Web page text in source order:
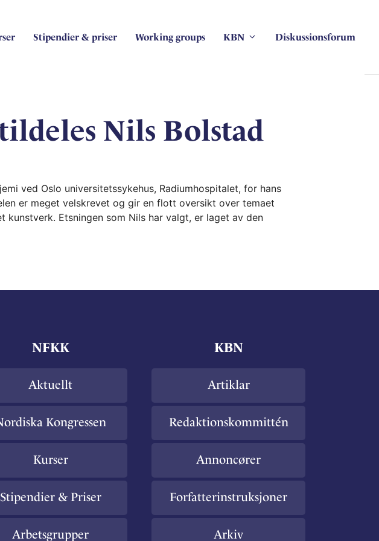
Stipendier & priser Working groups KBN Diskussionsforum
Nils Bolstad
ved Oslo universitetssykehus, Radiumhospitalet, for hans
er meget velskrevet og gir en flott oversikt over temaet
kunstverk. Etsningen som Nils har valgt, er laget av den
NFKK
Aktuellt
Kongressen
Kurser
Stipendier & Priser
Arbetsgrupper
KBN
Artiklar
Redaktionskommittén
Annoncører
Forfatterinstruksjoner
Arkiv